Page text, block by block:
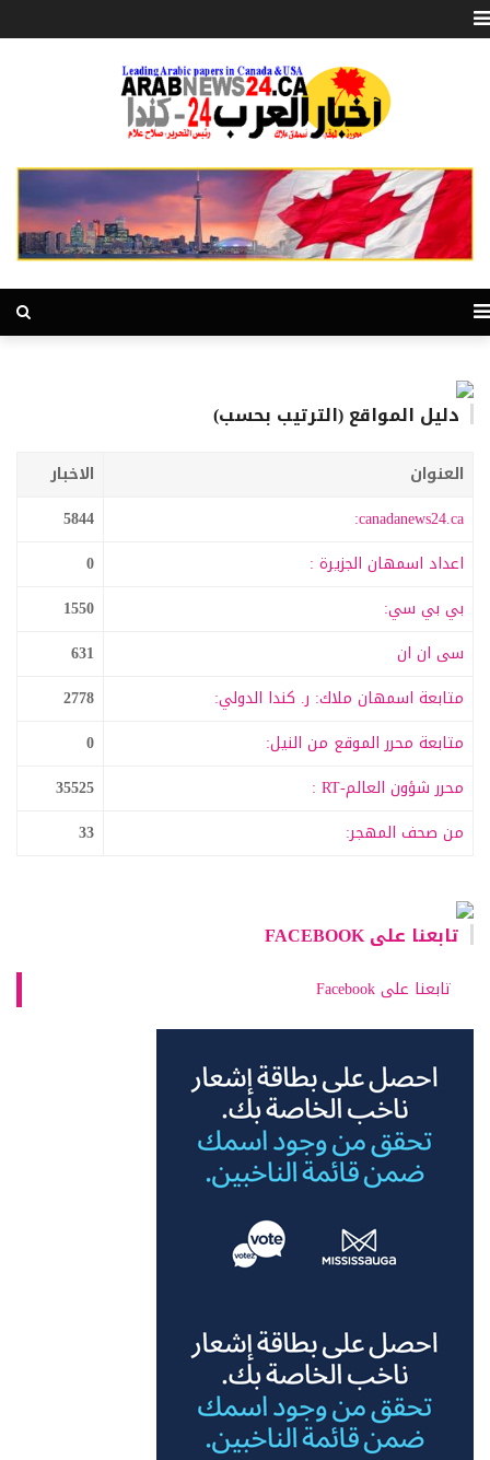
دليل المواقع (الترتيب بحسب)
العنوان
الاخبار
canadanews24.ca:
5844
اعداد اسمهان الجزيرة :
0
بي بي سي:
1550
سى ان ان
631
متابعة اسمهان ملاك: ر. كندا الدولي:
2778
متابعة محرر الموقع من النيل:
0
محرر شؤون العالم-RT :
35525
من صحف المهجر:
33
تابعنا على FACEBOOK
تابعنا على Facebook